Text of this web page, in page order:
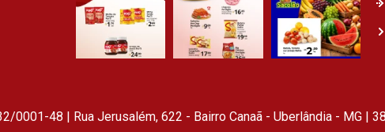
0001-48 | Rua Jerusalém, 622 - Bairro Canaã - Uberlândia - MG |